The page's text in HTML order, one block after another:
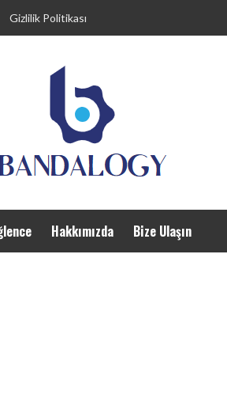
Gizlilik Politikası
Hakkımızda Bize Ulaşın